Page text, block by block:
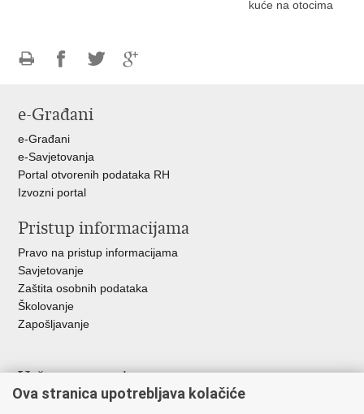
kuće na otocima
FacebookuTwitteru
e-Građani
e-Građani
e-Savjetovanja
Portal otvorenih podataka RH
Izvozni portal
Pristup informacijama
Pravo na pristup informacijama
Savjetovanje
Zaštita osobnih podataka
Školovanje
Zapošljavanje
Važne poveznice
Ministarstvo unutarnjih poslova
Ova stranica upotrebljava kolačiće